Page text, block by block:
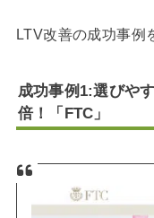
LTV改善の成功事例
成功事例1:選びや
倍！「FTC」